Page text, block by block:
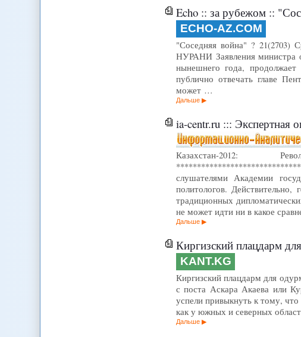
Echo :: за рубежом ::
ECHO-AZ.COM
"Соседняя война" ? 21(2703)
НУРАНИ Заявления министра
нынешнего года,
публично отвечать главе
может …
Дальше
ia-centr.ru ::: Экспертная
Казахстан-
слушателями Академии
политологов.
традиционных
не может идти ни в какое
Дальше
Киргизский плацдарм
KANT.KG
Киргизский плацдарм для
с поста Аскара Акаева или
успели привыкнуть к тому,
как у южных и северных
Дальше